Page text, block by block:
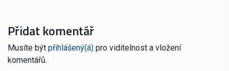
Přidat komentář
Musíte být přihlášený(á) pro viditelnost a vložení
komentářů.